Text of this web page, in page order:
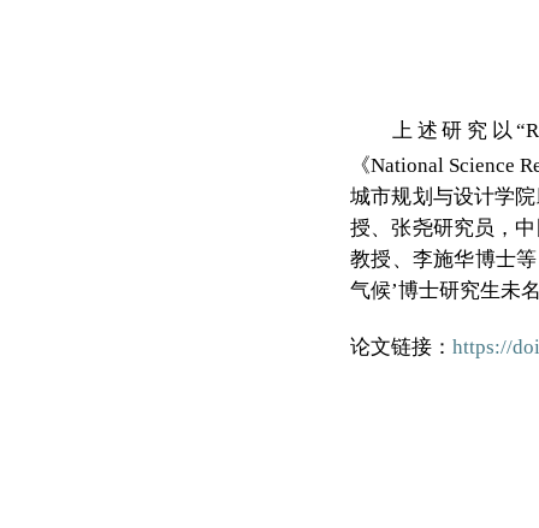
上述研究以
《National Science
城市规划与设计学
授、张尧研究员，
教授、李施华博士
气候’博士研究生未
论文链接： https://